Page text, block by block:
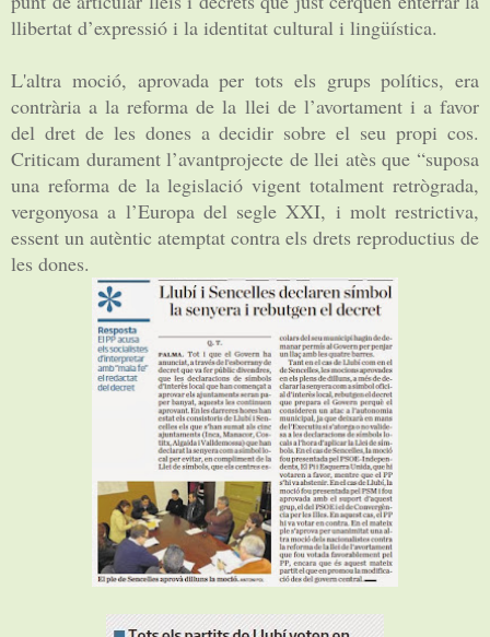
llibertat d’expressió i la identitat cultural i lingüística.
L'altra moció, aprovada per tots els grups polítics, era
contrària a la reforma de la llei de l’avortament i a favor
del dret de les dones a decidir sobre el seu propi cos.
Criticam durament l’avantprojecte de llei atès que “suposa
una reforma de la legislació vigent totalment retrògrada,
vergonyosa a l’Europa del segle XXI, i molt restrictiva,
essent un autèntic atemptat contra els drets reproductius de
les dones.